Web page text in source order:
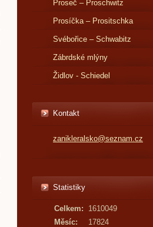
Proseč – Proschwitz
Prosíčka – Prositschka
Svébořice – Schwabitz
Zábrdské mlýny
Židlov - Schiedel
Kontakt
zanikleralsko@seznam.cz
Statistiky
Celkem:
1610049
Měsíc:
17824